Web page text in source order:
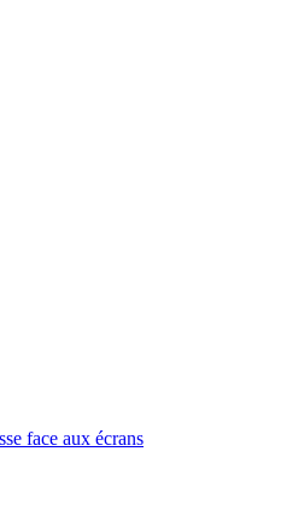
face aux écrans